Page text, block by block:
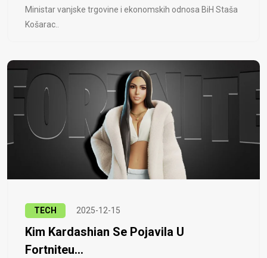
Ministar vanjske trgovine i ekonomskih odnosa BiH Staša
Košarac..
TECH 2025-12-15
Kim Kardashian Se Pojavila U
Fortniteu...